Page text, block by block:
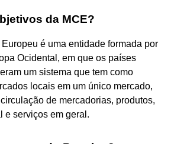
da MCE?
é uma entidade formada por
Ocidental, em que os países
um sistema que tem como
locais em um único mercado,
de mercadorias, produtos,
e serviços em geral.